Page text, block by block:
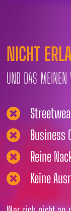
NICHT
UND DAS

 Business
 Reine
 Keine